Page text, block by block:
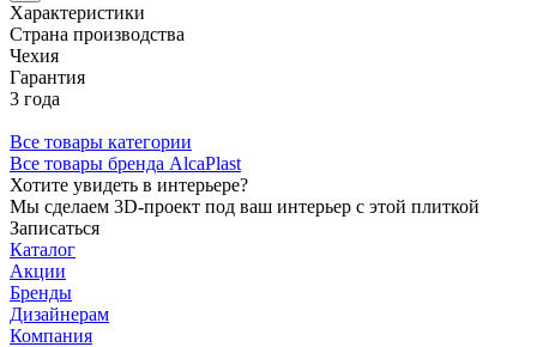
Характеристики
Страна производства
Чехия
Гарантия
3 года
Все товары категории
Все товары бренда AlcaPlast
Хотите увидеть в интерьере?
Мы сделаем 3D-проект под ваш интерьер с этой плиткой
Записаться
Каталог
Акции
Бренды
Дизайнерам
Компания